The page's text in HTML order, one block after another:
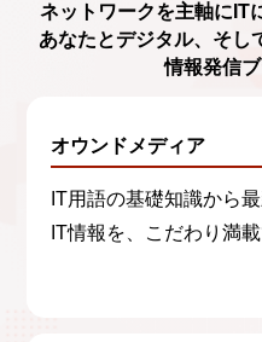
ネットワークを主軸に IT
あなたとデジタル、 そし
情報発信
オウンドメディア
IT用語の基礎知識から
IT情報を、こだわり満